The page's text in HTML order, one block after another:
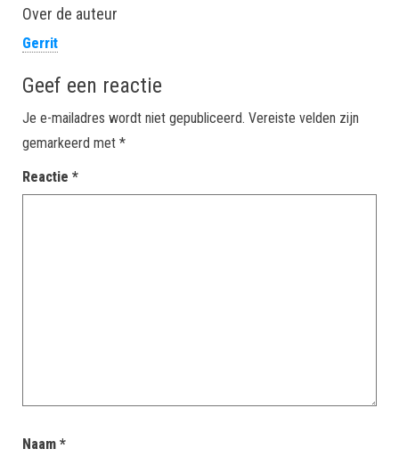
Over de auteur
Gerrit
Geef een reactie
Je e-mailadres wordt niet gepubliceerd. Vereiste velden zijn
gemarkeerd met *
Reactie *
Naam *